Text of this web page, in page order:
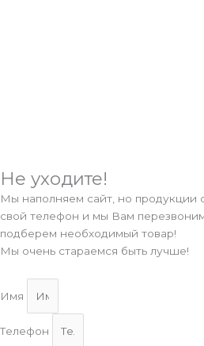
Не уходите!
Мы наполняем сайт, но продукции
свой телефон и мы Вам
подберем необходимый товар!
Мы очень стараемся быть лучше!
Имя
Телефон